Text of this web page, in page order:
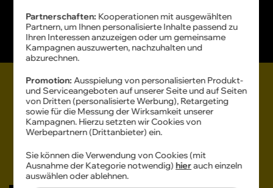
Professionellaufbereitet
GeprüfteQualität
Mit Zubehör aus
ursprünglichem Lieferumfang
Refurbished Apple Geräte mit
Vertrag
Alle Filter
Partnerschaften: Kooperationen mit ausgewählten
Partnern, um Ihnen personalisierte Inhalte passend zu
Ihren Interessen anzuzeigen oder um gemeinsame
Kampagnen auszuwerten, nachzuhalten und
abzurechnen.
Promotion:Ausspielung von personalisierten Produkt-
und Serviceangeboten auf unserer Seite und auf Seiten
von Dritten (personalisierte Werbung), Retargeting
sowie für die Messung der Wirksamkeit unserer
Kampagnen. Hierzu setzten wir Cookies von
Werbepartnern (Drittanbieter) ein.
Sie können die Verwendung von Cookies (mit
Ausnahme der Kategorie notwendig)hierauch einzeln
auswählen oder ablehnen.